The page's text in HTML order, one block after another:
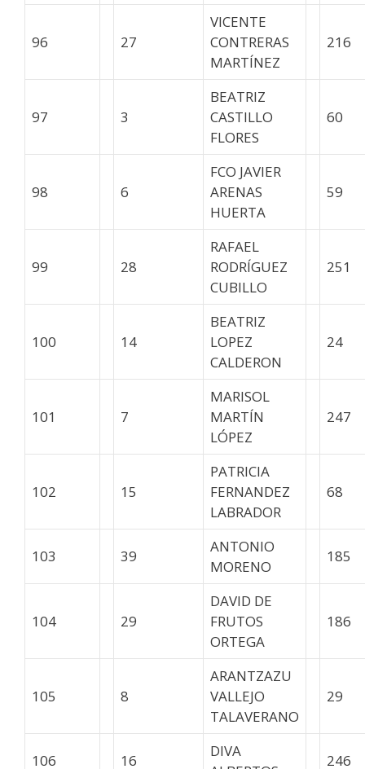
96 27
VICENTE
CONTRERAS
MARTÍNEZ
216
97 3
BEATRIZ
CASTILLO
FLORES
60
98 6
FCO JAVIER
ARENAS
HUERTA
59
99 28
RAFAEL
RODRÍGUEZ
CUBILLO
251
100 14
BEATRIZ
LOPEZ
CALDERON
24
101 7
MARISOL
MARTÍN
LÓPEZ
247
102 15
PATRICIA
FERNANDEZ
LABRADOR
68
103 39
ANTONIO
MORENO
185
104 29
DAVID DE
FRUTOS
ORTEGA
186
105 8
ARANTZAZU
VALLEJO
TALAVERANO
29
106 16
DIVA
246